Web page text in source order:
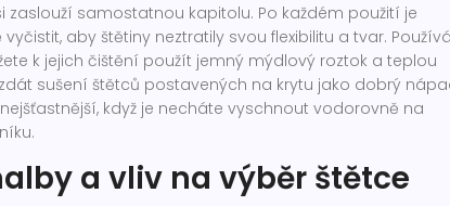
zaslouží samostatnou kapitolu. Po každém použití je
aby štětiny neztratily svou flexibilitu a tvar.
k jejich čištění použít jemný mýdlový roztok a teplou
sušení štětců postavených na krytu jako dobrý
když je necháte vyschnout vodorovně na
a vliv na výběr štětce